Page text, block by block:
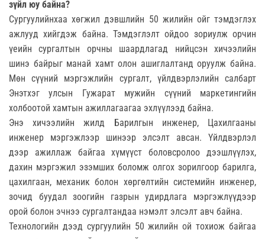
зүйл юу байна?
Сургуулийнхаа хөгжил дэвшлийн 50 жилийн ойг тэмдэглэх
ажлууд хийгдэж байна. Тэмдэглэлт ойдоо зориулж орчин
үеийн сургалтын орчны шаардлагад нийцсэн хичээлийн
шинэ байрыг манай хамт олон ашиглалтанд оруулж байна.
Мөн сүүний мэргэжлийн сургалт, үйлдвэрлэлийн салбарт
Энэтхэг улсын Гужарат мужийн сүүний маркетингийн
холбоотой хамтын ажиллагаагаа эхлүүлээд байна.
Энэ хичээлийн жилд Барилгын инженер, Цахилгааны
инженер мэргэжлээр шинээр элсэлт авсан. Үйлдвэрлэл
дээр ажиллаж байгаа хүмүүст боловсролоо дээшлүүлэх,
дахин мэргэжил эзэмших боломж олгох зорилгоор барилга,
цахилгаан, механик болон хөргөлтийн системийн инженер,
зочид буудал зоогийн газрын удирдлага мэргэжлүүдээр
орой болон эчнээ сургалтандаа нэмэлт элсэлт авч байна.
Технологийн дээд сургуулийн 50 жилийн ой тохиож байгаа